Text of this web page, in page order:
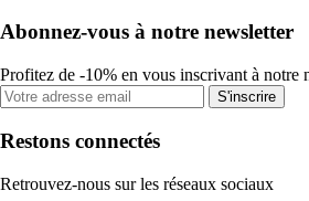
Abonnez-vous à notre newsletter
Profitez de -10% en vous inscrivant à notre
S'inscrire
Restons connectés
Retrouvez-nous sur les réseaux sociaux